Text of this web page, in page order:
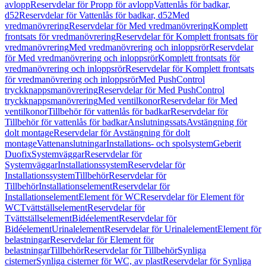
avloppReservdelar för Propp för avloppVattenlås för badkar,
d52Reservdelar för Vattenlås för badkar, d52Med
vredmanövreringReservdelar för Med vredmanövreringKomplett
frontsats för vredmanövreringReservdelar för Komplett frontsats för
vredmanövreringMed vredmanövrering och inloppsrörReservdelar
för Med vredmanövrering och inloppsrörKomplett frontsats för
vredmanövrering och inloppsrörReservdelar för Komplett frontsats
för vredmanövrering och inloppsrörMed PushControl
tryckknappsmanövreringReservdelar för Med PushControl
tryckknappsmanövreringMed ventilkonorReservdelar för Med
ventilkonorTillbehör för vattenlås för badkarReservdelar för
Tillbehör för vattenlås för badkarAnslutningssatsAvstängning för
dolt montageReservdelar för Avstängning för dolt
montageVattenanslutningarInstallations- och spolsystemGeberit
DuofixSystemväggarReservdelar för
SystemväggarInstallationssystemReservdelar för
InstallationssystemTillbehörReservdelar för
TillbehörInstallationselementReservdelar för
InstallationselementElement för WCReservdelar för Element för
WCTvättställselementReservdelar för
TvättställselementBidéelementReservdelar för
BidéelementUrinalelementReservdelar för UrinalelementElement för
belastningarReservdelar för Element för
belastningarTillbehörReservdelar för TillbehörSynliga
cisternerSynliga cisterner för WC, av plastReservdelar för Synliga